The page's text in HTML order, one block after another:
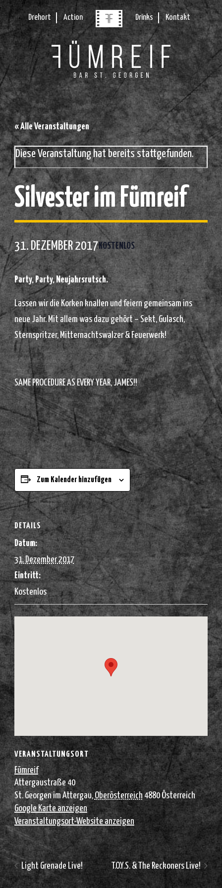
Drehort Action Drinks Kontakt
« Alle Veranstaltungen
Diese Veranstaltung hat bereits stattgefunden.
Silvester im Fümreif
31. DEZEMBER 2017KOSTENLOS
Party, Party, Neujahrsrutsch.
Lassen wir die Korken knallen und feiern gemeinsam ins
neue Jahr. Mit allem was dazu gehört – Sekt, Gulasch,
Sternspritzer, Mitternachtswalzer & Feuerwerk!
SAME PROCEDURE AS EVERY YEAR, JAMES!!
Zum Kalender hinzufügen
DETAILS
Datum:
31. Dezember 2017
Eintritt:
Kostenlos
VERANSTALTUNGSORT
Fümreif
Attergaustraße 40
St. Georgen im Attergau, Oberösterreich 4880 Österreich
Google Karte anzeigen
Veranstaltungsort-Website anzeigen
Light Grenade Live! T.O.Y.S. & The Reckoners Live!